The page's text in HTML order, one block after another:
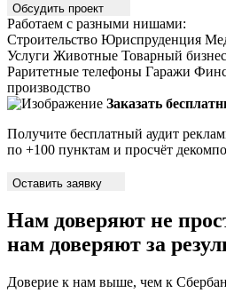
Обсудить проект
Работаем с разными нишами:
Строительство Юриспруденция
Услуги Животные Товарный бизнес
Раритетные телефоны Гаражи
производство
Заказать
Получите бесплатный аудит
по +100 пунктам и просчёт
Оставить заявку
Нам доверяют не
нам доверяют за
Доверие к нам выше, чем к